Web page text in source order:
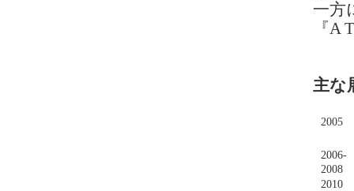
一方
『A
主な
2005
2006-
2008
2010